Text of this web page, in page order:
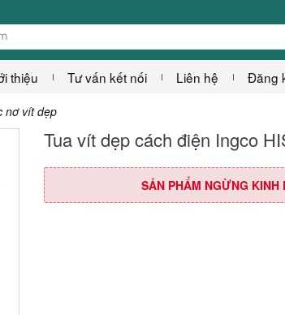
thiệu Tư vấn kết nối Liên hệ Đăng
nơ vít dẹp
Tua vít dẹp cách điện Ingco
SẢN PHẨM NGỪNG KINH